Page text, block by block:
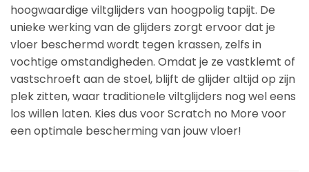
hoogwaardige viltglijders van hoogpolig tapijt. De
unieke werking van de glijders zorgt ervoor dat je
vloer beschermd wordt tegen krassen, zelfs in
vochtige omstandigheden. Omdat je ze vastklemt of
vastschroeft aan de stoel, blijft de glijder altijd op zijn
plek zitten, waar traditionele viltglijders nog wel eens
los willen laten. Kies dus voor Scratch no More voor
een optimale bescherming van jouw vloer!